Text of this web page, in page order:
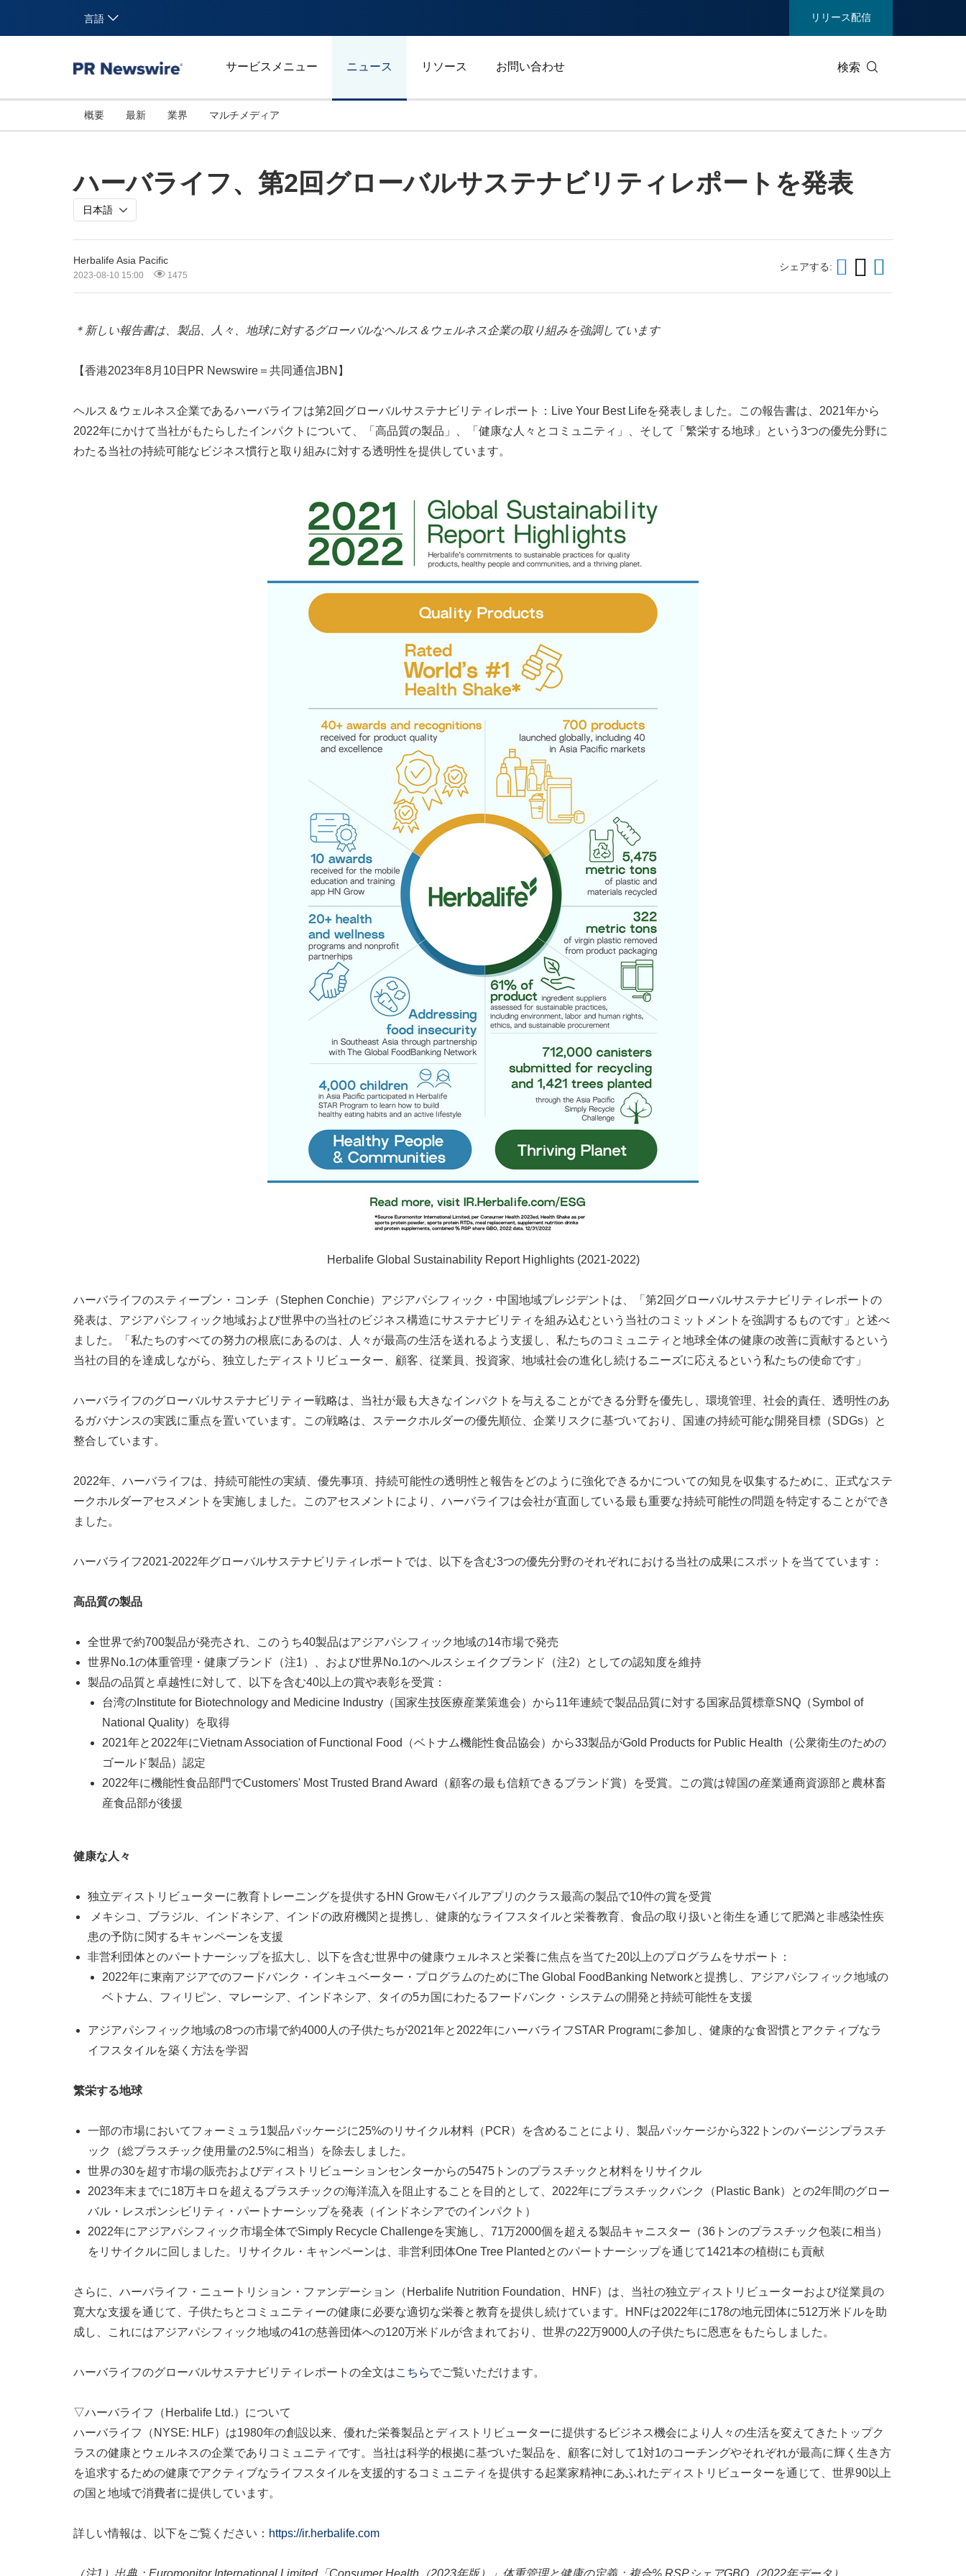
言語 リリース配信
サービスメニュー ニュース リソース お問い合わせ 検索
概要 最新 業界
エネルギー エンターテイメント/メディア
マルチメディア
ハーバライフ、第2回グローバルサステナビリティレポートを発表
日本語
Herbalife Asia Pacific
2023-08-10 15:00 1475
シェアする:
＊新しい報告書は、製品、人々、地球に対するグローバルなヘルス＆ウェルネス企業の取り組みを強調しています
【香港2023年8月10日PR Newswire＝共同通信JBN】
ヘルス＆ウェルネス企業であるハーバライフは第2回グローバルサステナビリティレポート：Live Your Best Lifeを発表しました。この報告書は、2021年から
2022年にかけて当社がもたらしたインパクトについて、「高品質の製品」、「健康な人々とコミュニティ」、そして「繁栄する地球」という3つの優先分野に
わたる当社の持続可能なビジネス慣行と取り組みに対する透明性を提供しています。
Herbalife Global Sustainability Report Highlights (2021-2022)
ハーバライフのスティーブン・コンチ（Stephen Conchie）アジアパシフィック・中国地域プレジデントは、「第2回グローバルサステナビリティレポートの
発表は、アジアパシフィック地域および世界中の当社のビジネス構造にサステナビリティを組み込むという当社のコミットメントを強調するものです」と述べ
ました。「私たちのすべての努力の根底にあるのは、人々が最高の生活を送れるよう支援し、私たちのコミュニティと地球全体の健康の改善に貢献するという
当社の目的を達成しながら、独立したディストリビューター、顧客、従業員、投資家、地域社会の進化し続けるニーズに応えるという私たちの使命です」
ハーバライフのグローバルサステナビリティー戦略は、当社が最も大きなインパクトを与えることができる分野を優先し、環境管理、社会的責任、透明性のあ
るガバナンスの実践に重点を置いています。この戦略は、ステークホルダーの優先順位、企業リスクに基づいており、国連の持続可能な開発目標（SDGs）と
整合しています。
2022年、ハーバライフは、持続可能性の実績、優先事項、持続可能性の透明性と報告をどのように強化できるかについての知見を収集するために、正式なステ
ークホルダーアセスメントを実施しました。このアセスメントにより、ハーバライフは会社が直面している最も重要な持続可能性の問題を特定することができ
ました。
ハーバライフ2021-2022年グローバルサステナビリティレポートでは、以下を含む3つの優先分野のそれぞれにおける当社の成果にスポットを当てています：
高品質の製品
全世界で約700製品が発売され、このうち40製品はアジアパシフィック地域の14市場で発売
世界No.1の体重管理・健康ブランド（注1）、および世界No.1のヘルスシェイクブランド（注2）としての認知度を維持
製品の品質と卓越性に対して、以下を含む40以上の賞や表彰を受賞：
台湾のInstitute for Biotechnology and Medicine Industry（国家生技医療産業策進会）から11年連続で製品品質に対する国家品質標章SNQ（Symbol of
National Quality）を取得
2021年と2022年にVietnam Association of Functional Food（ベトナム機能性食品協会）から33製品がGold Products for Public Health（公衆衛生のための
ゴールド製品）認定
2022年に機能性食品部門でCustomers' Most Trusted Brand Award（顧客の最も信頼できるブランド賞）を受賞。この賞は韓国の産業通商資源部と農林畜
産食品部が後援
健康な人々
独立ディストリビューターに教育トレーニングを提供するHN Growモバイルアプリのクラス最高の製品で10件の賞を受賞
メキシコ、ブラジル、インドネシア、インドの政府機関と提携し、健康的なライフスタイルと栄養教育、食品の取り扱いと衛生を通じて肥満と非感染性疾
患の予防に関するキャンペーンを支援
非営利団体とのパートナーシップを拡大し、以下を含む世界中の健康ウェルネスと栄養に焦点を当てた20以上のプログラムをサポート：
2022年に東南アジアでのフードバンク・インキュベーター・プログラムのためにThe Global FoodBanking Networkと提携し、アジアパシフィック地域の
ベトナム、フィリピン、マレーシア、インドネシア、タイの5カ国にわたるフードバンク・システムの開発と持続可能性を支援
アジアパシフィック地域の8つの市場で約4000人の子供たちが2021年と2022年にハーバライフSTAR Programに参加し、健康的な食習慣とアクティブなラ
イフスタイルを築く方法を学習
繁栄する地球
一部の市場においてフォーミュラ1製品パッケージに25%のリサイクル材料（PCR）を含めることにより、製品パッケージから322トンのバージンプラスチ
ック（総プラスチック使用量の2.5%に相当）を除去しました。
世界の30を超す市場の販売およびディストリビューションセンターからの5475トンのプラスチックと材料をリサイクル
2023年末までに18万キロを超えるプラスチックの海洋流入を阻止することを目的として、2022年にプラスチックバンク（Plastic Bank）との2年間のグロー
バル・レスポンシビリティ・パートナーシップを発表（インドネシアでのインパクト）
2022年にアジアパシフィック市場全体でSimply Recycle Challengeを実施し、71万2000個を超える製品キャニスター（36トンのプラスチック包装に相当）
をリサイクルに回しました。リサイクル・キャンペーンは、非営利団体One Tree Plantedとのパートナーシップを通じて1421本の植樹にも貢献
さらに、ハーバライフ・ニュートリション・ファンデーション（Herbalife Nutrition Foundation、HNF）は、当社の独立ディストリビューターおよび従業員の
寛大な支援を通じて、子供たちとコミュニティーの健康に必要な適切な栄養と教育を提供し続けています。HNFは2022年に178の地元団体に512万米ドルを助
成し、これにはアジアパシフィック地域の41の慈善団体への120万米ドルが含まれており、世界の22万9000人の子供たちに恩恵をもたらしました。
ハーバライフのグローバルサステナビリティレポートの全文はこちらでご覧いただけます。
▽ハーバライフ（Herbalife Ltd.）について
ハーバライフ（NYSE: HLF）は1980年の創設以来、優れた栄養製品とディストリビューターに提供するビジネス機会により人々の生活を変えてきたトップク
ラスの健康とウェルネスの企業でありコミュニティです。当社は科学的根拠に基づいた製品を、顧客に対して1対1のコーチングやそれぞれが最高に輝く生き方
を追求するための健康でアクティブなライフスタイルを支援的するコミュニティを提供する起業家精神にあふれたディストリビューターを通じて、世界90以上
の国と地域で消費者に提供しています。
詳しい情報は、以下をご覧ください： https://ir.herbalife.com
（注1）出典：Euromonitor International Limited「Consumer Health（2023年版）」体重管理と健康の定義：複合% RSPシェアGBO（2022年データ）